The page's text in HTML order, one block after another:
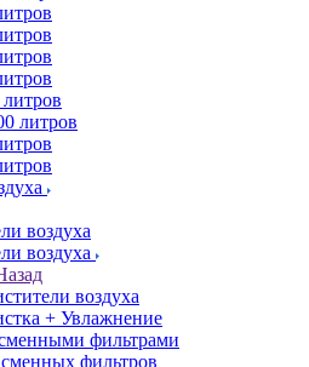
литров
литров
воздуха
воздуха
воздуха
+ Увлажнение
фильтрами
сменных фильтров